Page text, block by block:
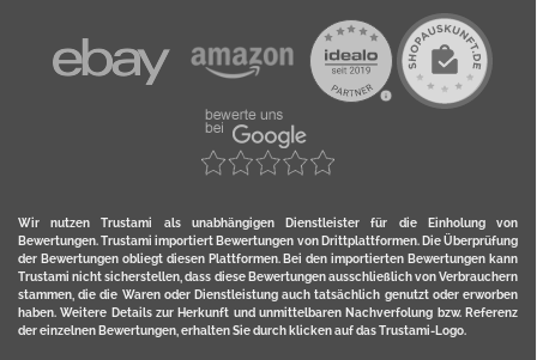
Wir nutzen Trustami als unabhängigen Dienstleister für die Einholung von
Bewertungen. Trustami importiert Bewertungen von Drittplattformen. Die Überprüfung
der Bewertungen obliegt diesen Plattformen. Bei den importierten Bewertungen kann
Trustami nicht sicherstellen, dass diese Bewertungen ausschließlich von Verbrauchern
stammen, die die Waren oder Dienstleistung auch tatsächlich genutzt oder erworben
haben. Weitere Details zur Herkunft und unmittelbaren Nachverfolung bzw. Referenz
der einzelnen Bewertungen, erhalten Sie durch klicken auf das Trustami-Logo.